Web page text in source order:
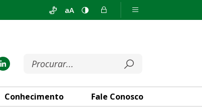
aA
Conhecimento Fale Conosco